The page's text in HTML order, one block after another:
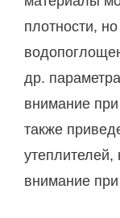
плотности,
др.
внимание
также
утеплителей,
внимание